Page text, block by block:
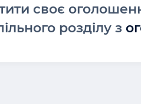
своє
розділу з